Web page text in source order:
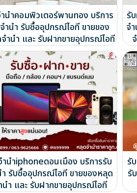
นำคอมพิวเตอร์พานทอง บริการ
ำนำ รับซื้ออุปกรณ์ไอที ขายของ
ำนำ และ รับฝากขายอุปกรณ์ไอที
รั
จ
ำนำiphoneดอนเมือง บริการรับ
ำ รับซื้ออุปกรณ์ไอที ขายของหลุด
นำ และ รับฝากขายอุปกรณ์ไอที
รั
รั